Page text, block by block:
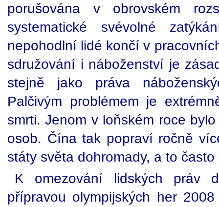
porušována v obrovském
systematické svévolné
nepohodlní lidé končí v
sdružování i náboženství je
stejně jako práva
Palčivým problémem je
smrti. Jenom v loňském roce
osob. Čína tak popraví ročně
státy světa dohromady, a to
K omezování lidských práv
přípravou olympijských her